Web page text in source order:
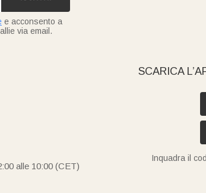
e acconsento a
via email.
alle 10:00 (CET)
SCARICA
Inquadra il